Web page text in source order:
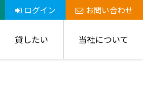
ログイン お問い合わせ
貸したい 当社について